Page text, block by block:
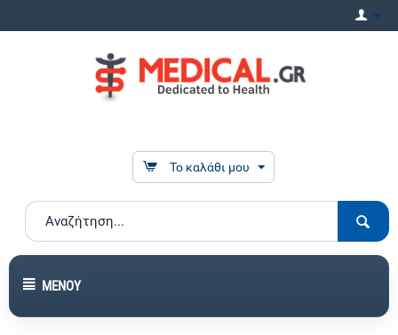
Το καλάθι μου
ΜΕΝΟΎ